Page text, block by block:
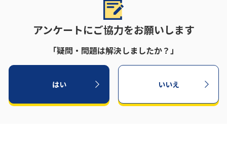
アンケートにご協力をお願いします
「疑問・問題は解決しましたか？」
はい いいえ